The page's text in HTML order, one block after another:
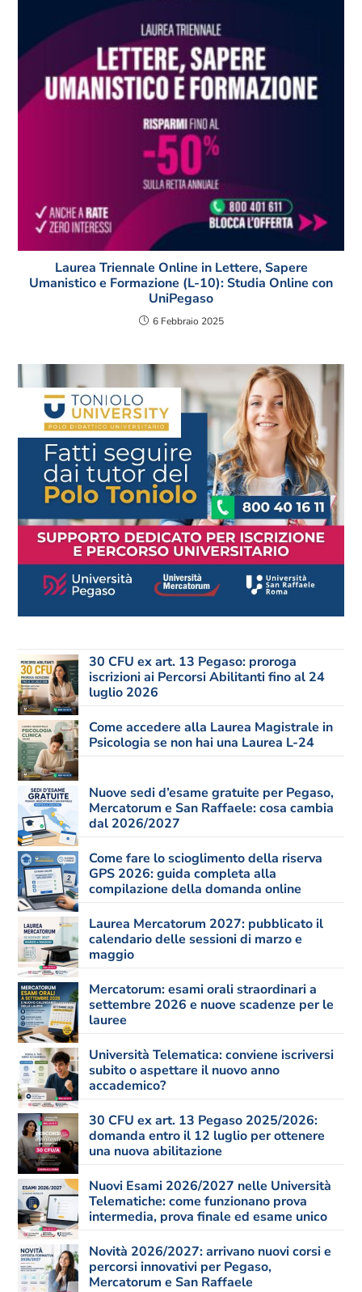
Laurea Triennale Online in Lettere, Sapere
Umanistico e Formazione (L-10): Studia Online con
UniPegaso
6 Febbraio 2025
30 CFU ex art. 13 Pegaso: proroga
iscrizioni ai Percorsi Abilitanti fino al 24
luglio 2026
Come accedere alla Laurea Magistrale in
Psicologia se non hai una Laurea L-24
Nuove sedi d’esame gratuite per Pegaso,
Mercatorum e San Raffaele: cosa cambia
dal 2026/2027
Come fare lo scioglimento della riserva
GPS 2026: guida completa alla
compilazione della domanda online
Laurea Mercatorum 2027: pubblicato il
calendario delle sessioni di marzo e
maggio
Mercatorum: esami orali straordinari a
settembre 2026 e nuove scadenze per le
lauree
Università Telematica: conviene iscriversi
subito o aspettare il nuovo anno
accademico?
30 CFU ex art. 13 Pegaso 2025/2026:
domanda entro il 12 luglio per ottenere
una nuova abilitazione
Nuovi Esami 2026/2027 nelle Università
Telematiche: come funzionano prova
intermedia, prova finale ed esame unico
Novità 2026/2027: arrivano nuovi corsi e
percorsi innovativi per Pegaso,
Mercatorum e San Raffaele